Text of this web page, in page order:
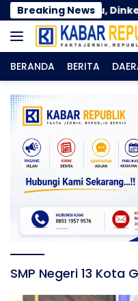
Langsung
ke
konten
Breaking News
Kemarau, Dinkes
BERANDA BERITA
SMP Negeri 13 Kota